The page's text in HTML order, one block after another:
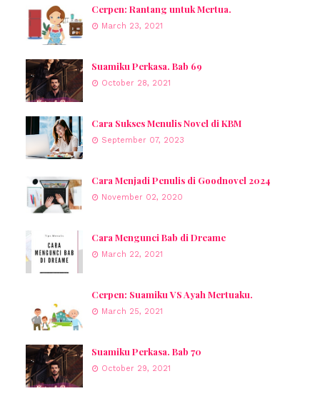
Cerpen: Rantang untuk Mertua.
March 23, 2021
Suamiku Perkasa. Bab 69
October 28, 2021
Cara Sukses Menulis Novel di KBM
September 07, 2023
Cara Menjadi Penulis di Goodnovel 2024
November 02, 2020
Cara Mengunci Bab di Dreame
March 22, 2021
Cerpen: Suamiku VS Ayah Mertuaku.
March 25, 2021
Suamiku Perkasa. Bab 70
October 29, 2021